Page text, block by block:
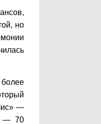
но
—
— 70